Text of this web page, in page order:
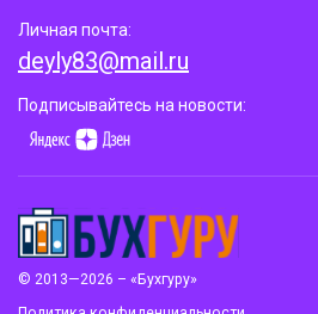
© 2013—2026 – «Бухгуру»
Личная почта:
deyly83@mail.ru
Подписывайтесь на новости: